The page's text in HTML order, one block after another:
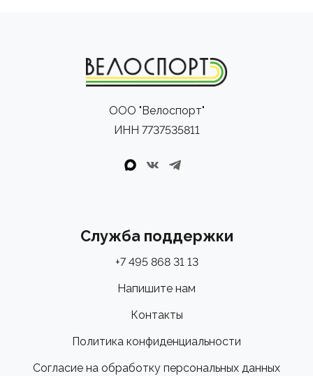
ООО "Велоспорт"
ИНН 7737535811
Служба поддержки
+7 495 868 31 13
Напишите нам
Контакты
Политика конфиденциальности
Согласие на обработку персональных данных